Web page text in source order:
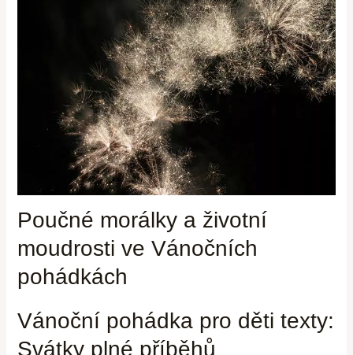
Poučné morálky a životní
moudrosti⁤ ve Vánočních
pohádkách
Vánoční pohádka pro ⁣děti texty:
Svátky plné příběhů